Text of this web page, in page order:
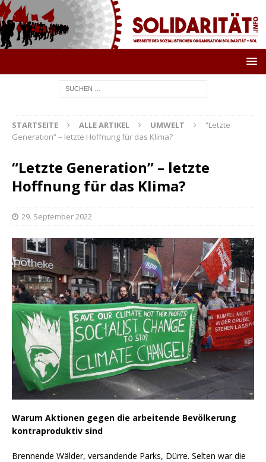
STARTSEITE ALLE ARTIKEL UMWELT
“Letzte
Generation” – letzte Hoffnung für das Klima?
“Letzte Generation” – letzte
Hoffnung für das Klima?
29. September 2022
Warum Aktionen gegen die arbeitende Bevölkerung
kontraproduktiv sind
Brennende Wälder, versandende Parks, Dürre. Selten war die